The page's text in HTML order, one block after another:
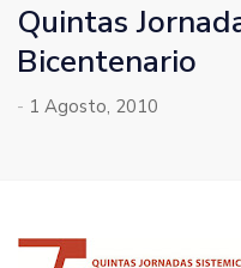
Quintas
Bicentenario
- 1 Agosto, 2010